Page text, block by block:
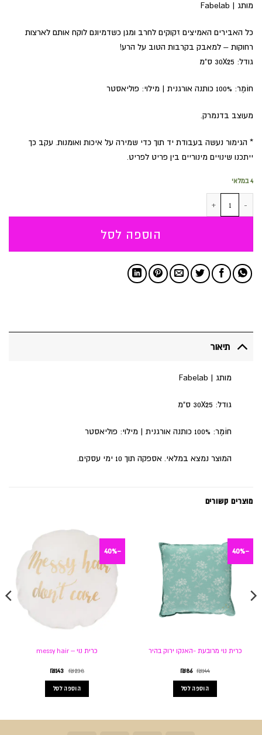
היה:
מותג | Fabelab
כל האבירים האמיצים זקוקים לחרב ומגן כשדמיונם לוקח אותם לארצות
רחוקות – למאבק בקרבות הטוב על הרע!
גודל: 30X25 ס"מ
חוֹמֶר: 100% כותנה אורגנית | מילוי: פוליאסטר
מעוצב בדנמרק.
* הגימור נעשה בעבודת יד תוך כדי שמירה על איכות ואומנות. עקב כך
ייתכנו שינויים מינוריים בין פריט לפריט.
4 במלאי
הוספה לסל
תיאור
מותג | Fabelab
גודל: 30X25 ס"מ
חוֹמֶר: 100% כותנה אורגנית | מילוי: פוליאסטר
המוצר נמצא במלאי. אספקה תוך 10 ימי עסקים.
מוצרים קשורים
-40%
כרית נוי מרובעת -האנקו ירוק בהיר
₪144
המחיר
היה:
₪144.
₪86
המחיר
הוספה לסל
-40%
כרית נוי – messy hair
₪238
המחיר
היה:
₪238.
₪143
המחיר
הוספה לסל